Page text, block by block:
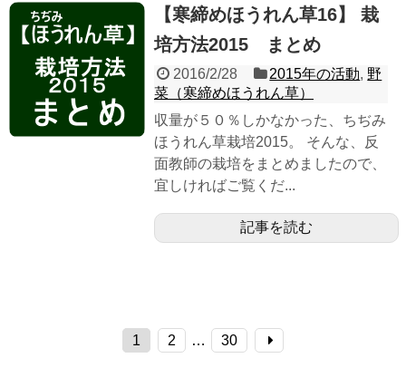
【寒締めほうれん草16】 栽
培方法2015 まとめ
2016/2/28 2015年の活動, 野
菜（寒締めほうれん草）
収量が５０％しかなかった、ちぢみ
ほうれん草栽培2015。 そんな、反
面教師の栽培をまとめましたので、
宜しければご覧くだ...
記事を読む
1 2 … 30